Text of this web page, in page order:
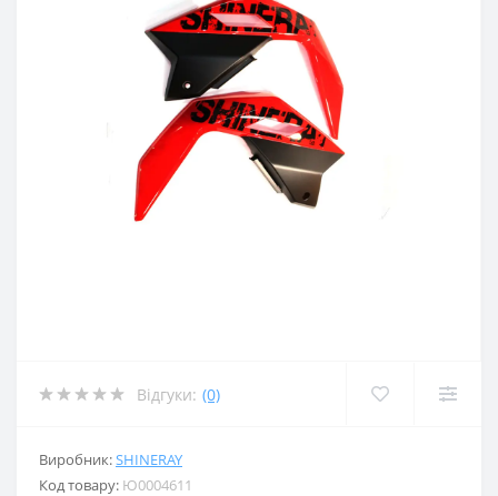
Відгуки: (0)
Виробник:SHINERAY
Код товару: Ю0004611